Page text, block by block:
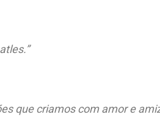
que criamos com amor e